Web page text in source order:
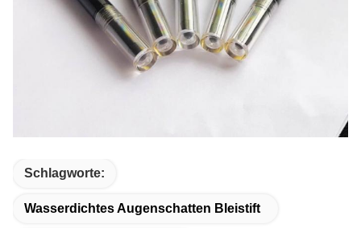
Schlagworte:
Wasserdichtes Augenschatten Bleistift